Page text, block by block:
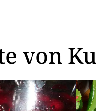
von